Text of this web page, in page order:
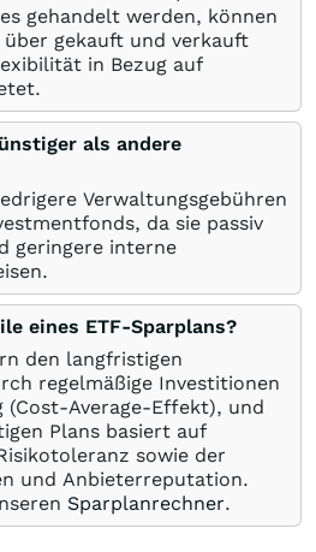
gehandelt werden, können
über gekauft und verkauft
in Bezug auf
als andere
Verwaltungsgebühren
da sie passiv
geringere interne
eines ETF-Sparplans?
den langfristigen
regelmäßige Investitionen
(Cost-Average-Effekt), und
Plans basiert auf
sowie der
und Anbieterreputation.
Sparplanrechner.